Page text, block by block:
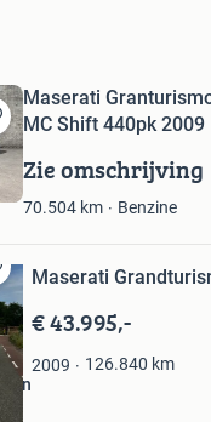
Maserati
MC Shift 440pk 2009
Zie omschrijving
70.504 km Benzine
Maserati
€ 43.995,-
2009 126.840 km